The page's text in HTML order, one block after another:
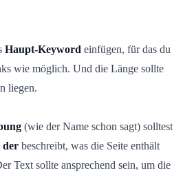
Haupt-Keyword einfügen, für das du
wie möglich. Und die Länge sollte
liegen.
(wie der Name schon sagt) solltest
der beschreibt, was die Seite enthält
Text sollte ansprechend sein, um die